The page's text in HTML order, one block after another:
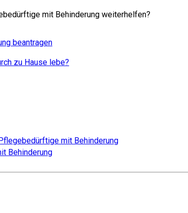
mit Behinderung weiterhelfen?
beantragen
zu Hause lebe?
mit Behinderung
Behinderung